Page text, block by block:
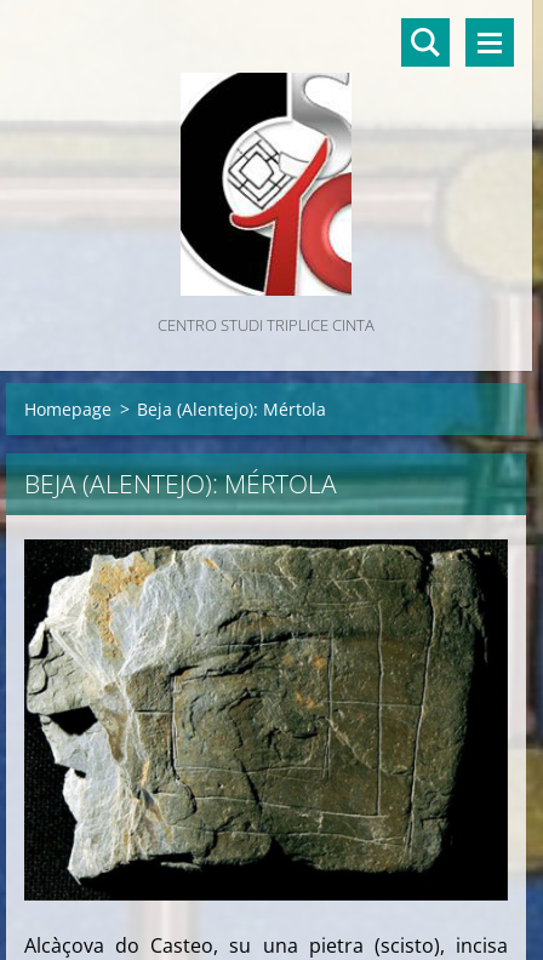
CENTRO STUDI TRIPLICE CINTA
Homepage > Beja (Alentejo): Mértola
BEJA (ALENTEJO): MÉRTOLA
Alcàҫova do Casteo, su una pietra (scisto), incisa